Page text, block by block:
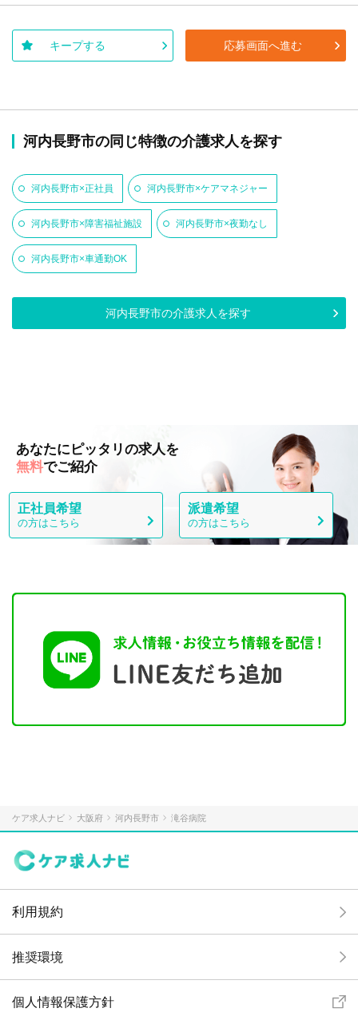
キープする 応募画面へ進む
河内長野市の同じ特徴の介護求人を探す
河内長野市×正社員 河内長野市×ケアマネジャー
河内長野市×障害福祉施設 河内長野市×夜勤なし
河内長野市×車通勤OK
河内長野市の介護求人を探す
あなたにピッタリの求人を
無料でご紹介
正社員希望
の方はこちら
派遣希望
の方はこちら
ケア求人ナビ 大阪府 河内長野市 滝谷病院
利用規約
推奨環境
個人情報保護方針